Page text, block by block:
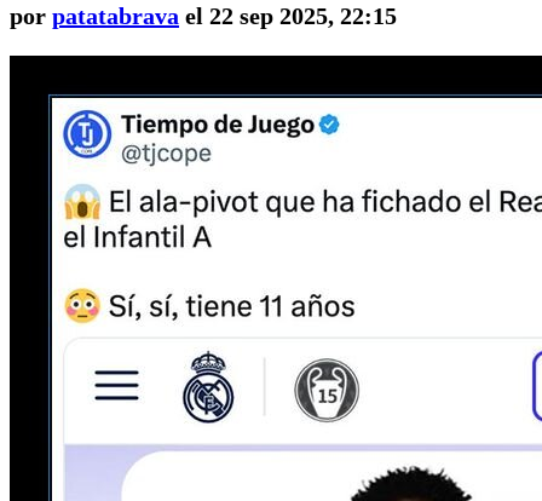
por patatabrava el 22 sep 2025, 22:15